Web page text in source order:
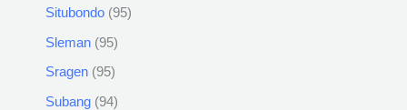
Situbondo 95
Sleman 95
Sragen 95
Subang 94